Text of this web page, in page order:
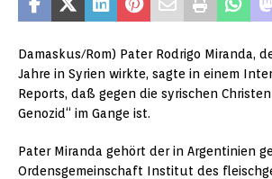
Damaskus/Rom) Pater Rodrigo Miranda,
Jahre in Syrien wirkte, sagte in einem
Reports, daß gegen die syrischen
Genozid“ im Gange ist.
Pater Miranda gehört der in Argentinien
Ordensgemeinschaft Institut des